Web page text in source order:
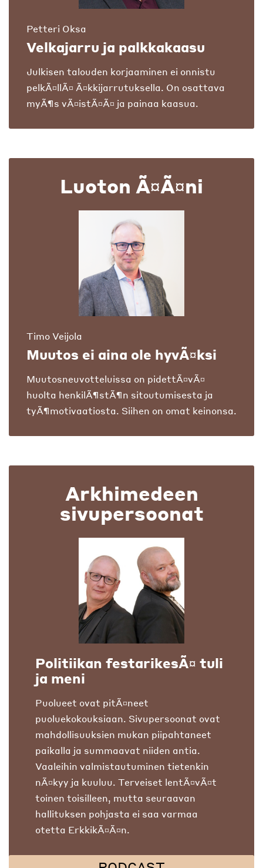
Petteri Oksa
Velkajarru ja palkkakaasu
Julkisen talouden korjaaminen ei onnistu
pelkÃ¤llÃ¤ Ã¤kkijarrutuksella. On osattava
myÃ¶s vÃ¤istÃ¤Ã¤ ja painaa kaasua.
Luoton Ã¤Ã¤ni
Timo Veijola
Muutos ei aina ole hyvÃ¤ksi
Muutosneuvotteluissa on pidettÃ¤vÃ¤
huolta henkilÃ¶stÃ¶n sitoutumisesta ja
tyÃ¶motivaatiosta. Siihen on omat keinonsa.
Arkhimedeen
sivupersoonat
Politiikan festarikesÃ¤ tuli
ja meni
Puolueet ovat pitÃ¤neet
puoluekokouksiaan. Sivupersoonat ovat
mahdollisuuksien mukan piipahtaneet
paikalla ja summaavat niiden antia.
Vaaleihin valmistautuminen tietenkin
nÃ¤kyy ja kuuluu. Terveiset lentÃ¤vÃ¤t
toinen toisilleen, mutta seuraavan
hallituksen pohjasta ei saa varmaa
otetta ErkkikÃ¤Ã¤n.